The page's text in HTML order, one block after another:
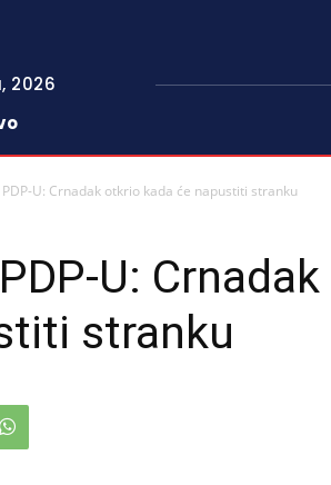
2026
PDP-U: Crnadak otkrio kada će napustiti stranku
U:
stranku